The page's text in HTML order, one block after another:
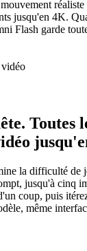
jusqu'en 4K.
Flash garde
Toutes
la difficulté de
jusqu'à cinq
coup, puis
même